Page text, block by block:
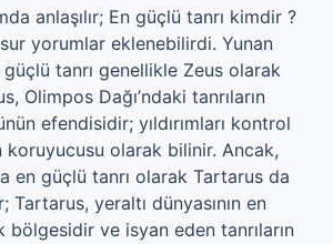
anlaşılır; En güçlü tanrı kimdir ?
yorumlar eklenebilirdi. Yunan
tanrı genellikle Zeus olarak
Olimpos Dağı’ndaki tanrıların
efendisidir; yıldırımları kontrol
olarak bilinir. Ancak,
en güçlü tanrı olarak Tartarus da
yeraltı dünyasının en
bölgesidir ve isyan eden tanrıların